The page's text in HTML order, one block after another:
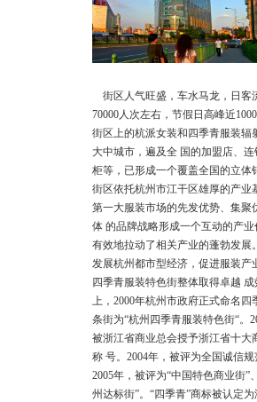
街区人气旺盛，车水马龙，日客
70000人次左右，节假日高峰近
街区上的杭派女装和四季青服装辐
大中城市，遍及全 国的加盟店、
柜等，已形成一个覆盖全国的立体
街区依托杭州市江干区雄厚的产业
第一大服装市场的先发优势、集聚
体 的品牌战略形成一个互动的产业
有效地拉动了相关产业的蓬勃发
发展杭州都市型经济，促进服装产
四季青服装特色街整体取得卓越 成
上，2000年杭州市政府正式命名四
条街为“杭州四季青服装特色街“。
被浙江省商业总会授予浙江省十大
称 号。2004年，被评为全国诚信规
2005年，被评为“中国特色商业街”
州达标街”。“四季青”商标被认定